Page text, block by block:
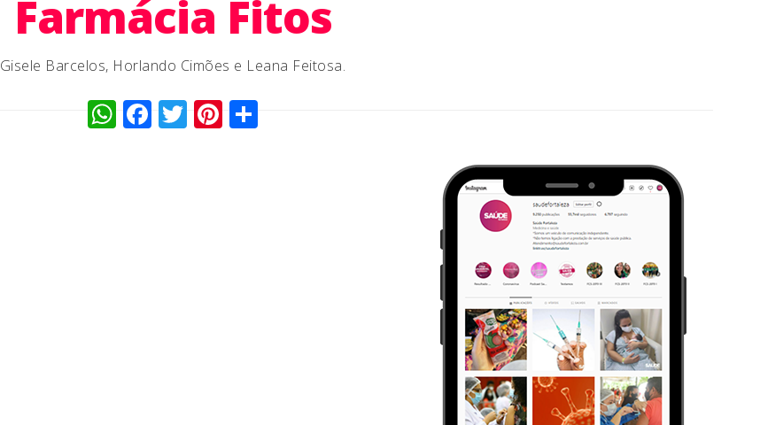
Farmácia Fitos
Gisele Barcelos, Horlando Cimões e Leana Feitosa.
WhatsApp
Facebook
TwitterPinterest